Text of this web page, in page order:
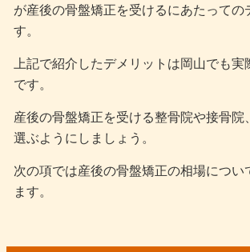
が産後の骨盤矯正を受けるにあたっての
す。
上記で紹介したデメリットは岡山でも実
です。
産後の骨盤矯正を受ける整骨院や接骨院
選ぶようにしましょう。
次の項では産後の骨盤矯正の相場につい
ます。